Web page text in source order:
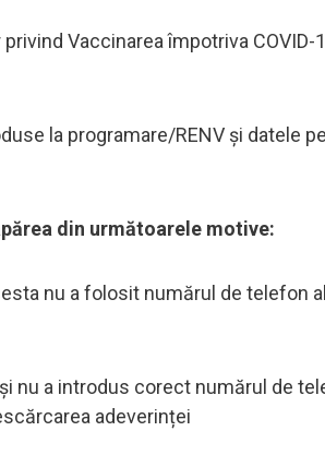
Vaccinarea împotriva
la programare/RENV și datele
din următoarele motive:
nu a folosit numărul de telefon
nu a introdus corect numărul de
adeverinței